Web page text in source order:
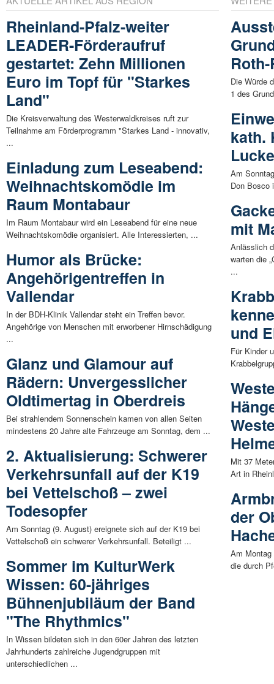
Rheinland-Pfalz-weiter
LEADER-Förderaufruf
gestartet: Zehn Millionen
Euro im Topf für "Starkes
Land"
Die Kreisverwaltung des Westerwaldkreises ruft zur
Teilnahme am Förderprogramm "Starkes Land - innovativ,
...
Einladung zum Leseabend:
Weihnachtskomödie im
Raum Montabaur
Im Raum Montabaur wird ein Leseabend für eine neue
Weihnachtskomödie organisiert. Alle Interessierten, ...
Humor als Brücke:
Angehörigentreffen in
Vallendar
In der BDH-Klinik Vallendar steht ein Treffen bevor.
Angehörige von Menschen mit erworbener Hirnschädigung
...
Glanz und Glamour auf
Rädern: Unvergesslicher
Oldtimertag in Oberdreis
Bei strahlendem Sonnenschein kamen von allen Seiten
mindestens 20 Jahre alte Fahrzeuge am Sonntag, dem ...
2. Aktualisierung: Schwerer
Verkehrsunfall auf der K19
bei Vettelschoß – zwei
Todesopfer
Am Sonntag (9. August) ereignete sich auf der K19 bei
Vettelschoß ein schwerer Verkehrsunfall. Beteiligt ...
Sommer im KulturWerk
Wissen: 60-jähriges
Bühnenjubiläum der Band
"The Rhythmics"
In Wissen bildeten sich in den 60er Jahren des letzten
Jahrhunderts zahlreiche Jugendgruppen mit
unterschiedlichen ...
Die Würde
1 des
kath.
Am
Don Bosco
mit
Anlässlich
warten die
...
und
Für Kinder
Mit 37
Art in
der
Am
die durch